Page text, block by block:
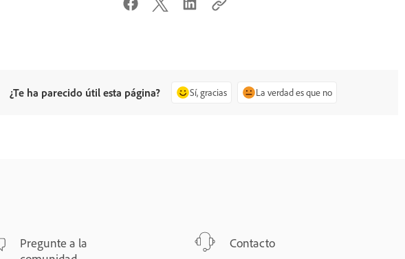
¿Te ha parecido útil esta página? Sí, gracias La verdad es que no
Pregunte a la
Contacto